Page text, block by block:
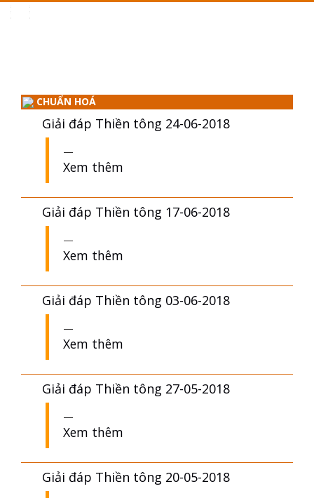
CHUẨN HOÁ
Giải đáp Thiền tông 24-06-2018
Xem thêm
Giải đáp Thiền tông 17-06-2018
Xem thêm
Giải đáp Thiền tông 03-06-2018
Xem thêm
Giải đáp Thiền tông 27-05-2018
Xem thêm
Giải đáp Thiền tông 20-05-2018